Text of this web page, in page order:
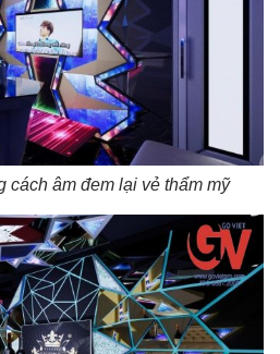
cách âm đem lại vẻ thẩm mỹ